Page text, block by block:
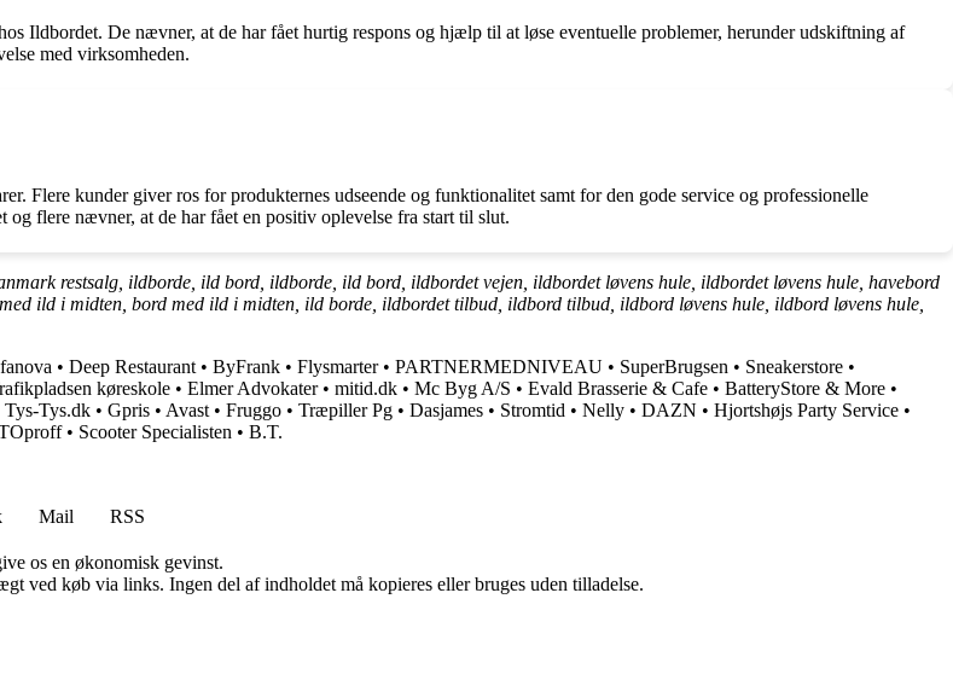
Ildbordet. De nævner, at de har fået hurtig respons og hjælp til at løse eventuelle problemer, herunder udskiftning af
med virksomheden.
Flere kunder giver ros for produkternes udseende og funktionalitet samt for den gode service og professionelle
flere nævner, at de har fået en positiv oplevelse fra start til slut.
restsalg, ildborde, ild bord, ildborde, ild bord, ildbordet vejen, ildbordet løvens hule, ildbordet løvens hule, havebord
ild i midten, bord med ild i midten, ild borde, ildbordet tilbud, ildbord tilbud, ildbord løvens hule, ildbord løvens hule,
• Deep Restaurant• ByFrank • Flysmarter• PARTNERMEDNIVEAU • SuperBrugsen • Sneakerstore •
køreskole • Elmer Advokater• mitid.dk • Mc Byg A/S • Evald Brasserie & Cafe • BatteryStore & More •
Tys-Tys.dk • Gpris • Avast• Fruggo • Træpiller Pg • Dasjames • Stromtid • Nelly • DAZN • Hjortshøjs Party Service •
• Scooter Specialisten • B.T.
Mail
RSS
os en økonomisk gevinst.
ved køb via links. Ingen del af indholdet må kopieres eller bruges uden tilladelse.